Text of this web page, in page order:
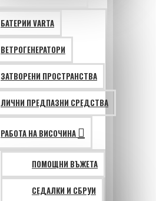
БАТЕРИИ VARTA
ВЕТРОГЕНЕРАТОРИ
ЗАТВОРЕНИ ПРОСТРАНСТВА
ЛИЧНИ ПРЕДПАЗНИ СРЕДСТВА
РАБОТА НА ВИСОЧИНА
ПОМОЩНИ ВЪЖЕТА
СЕДАЛКИ И СБРУИ